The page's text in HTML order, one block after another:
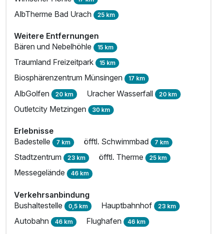
Ausstattung
Zusatznächte
Für 3 Tage p.P. ab332,00 €
Einzelzimmer Basis
AlbTherme Bad Urach 25 km
Weitere Entfernungen
Bären und Nebelhöhle 15 km
Traumland Freizeitpark 15 km
Biosphärenzentrum Münsingen 17 km
AlbGolfen 20 km Uracher Wasserfall 20 km
Outletcity Metzingen 30 km
Erlebnisse
Badestelle 7 km öfftl. Schwimmbad 7 km
Stadtzentrum 23 km öfftl. Therme 25 km
Messegelände 46 km
Verkehrsanbindung
Bushaltestelle 0,5 km Hauptbahnhof 23 km
Autobahn 46 km Flughafen 46 km